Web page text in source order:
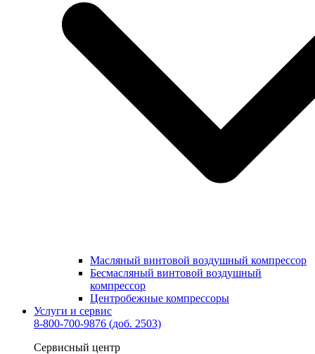
Масляный винтовой воздушный компрессор
Бесмасляный винтовой воздушный
компрессор
Центробежные компрессоры
Услуги и сервис
8-800-700-9876 (доб. 2503)
Сервисный центр